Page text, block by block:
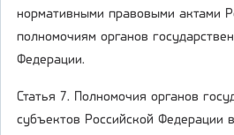
нормативными правовыми актами
полномочиям органов
Федерации.
Статья 7. Полномочия органов
субъектов Российской Федерации